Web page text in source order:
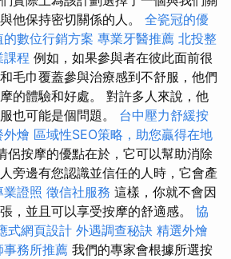
他保持密切關係的人。 全瓷冠的優
數位行銷方案 專業牙醫推薦 北投整
課程 例如，如果參與者在彼此面前很
毛巾覆蓋參與治療感到不舒服，他們
的體驗和好處。 對許多人來說，他
也可能是個問題。 台中壓力舒緩按
外燴 區域性SEO策略，助您贏得在地
侶按摩的優點在於，它可以幫助消除
旁邊有您認識並信任的人時，它會產
業證照 徵信社服務 這樣，你就不會因
，並且可以享受按摩的舒適感。 協
式網頁設計 外遇調查秘訣 精選外燴
事務所推薦 我們的專家會根據所選按